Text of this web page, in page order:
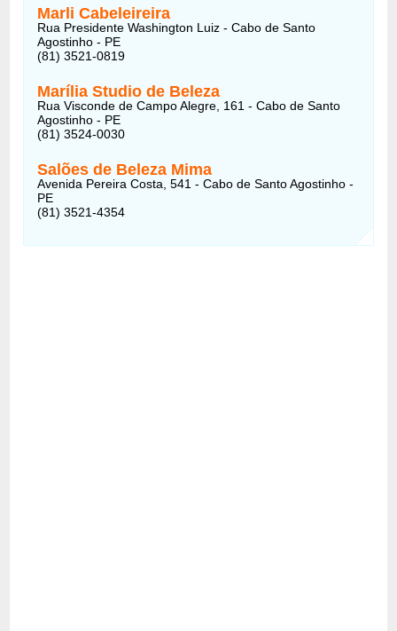
Marli Cabeleireira
Rua Presidente Washington Luiz - Cabo de Santo
Agostinho - PE
(81) 3521-0819
Marília Studio de Beleza
Rua Visconde de Campo Alegre, 161 - Cabo de Santo
Agostinho - PE
(81) 3524-0030
Salões de Beleza Mima
Avenida Pereira Costa, 541 - Cabo de Santo Agostinho -
PE
(81) 3521-4354